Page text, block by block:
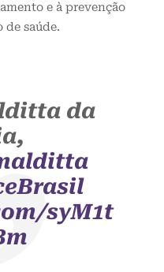
e à prevenção
saúde.
da
syM1t